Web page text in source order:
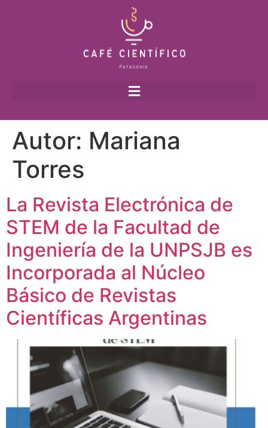
Autor: Mariana
Torres
La Revista Electrónica de
STEM de la Facultad de
Ingeniería de la UNPSJB es
Incorporada al Núcleo
Básico de Revistas
Científicas Argentinas